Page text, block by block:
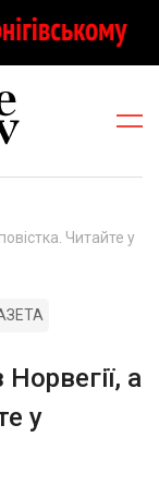
Читайте у
а
у